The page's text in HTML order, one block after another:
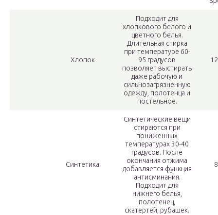
Хлопок
Подходит для
хлопкового белого и
цветного белья.
Длительная стирка
при температуре 60-
95 градусов
позволяет выстирать
даже рабочую и
сильнозагрязненную
одежду, полотенца и
постельное.
Синтетика
Синтетические вещи
стираются при
пониженных
температурах 30-40
градусов. После
окончания отжима
добавляется функция
антисминания.
Подходит для
нижнего белья,
полотенец,
скатертей, рубашек.